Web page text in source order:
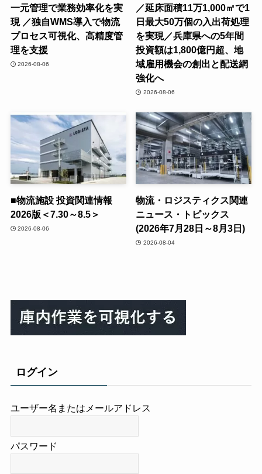
一元管理で業務効率化を実
現 ／独自WMS導入で物流
プロセス可視化、高精度管
理を支援
2026-08-06
／延床面積11万1,000㎡で1
日最大50万個の入出荷処理
を実現／兵庫県への5年間
投資額は1,800億円超、地
域雇用機会の創出と配送網
強化へ
2026-08-06
■物流施設 投資関連情報
2026版＜7.30～8.5＞
2026-08-06
物流・ロジスティクス関連
ニュース・トピックス
(2026年7月28日～8月3日)
2026-08-04
ログイン
ユーザー名またはメールアドレス
パスワード